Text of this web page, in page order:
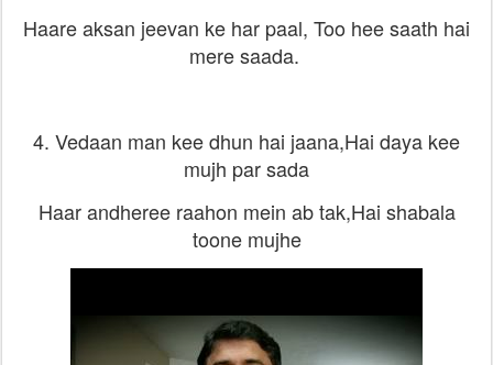
Haare aksan jeevan ke har paal, Too hee saath hai
mere saada.
4. Vedaan man kee dhun hai jaana,Hai daya kee
mujh par sada
Haar andheree raahon mein ab tak,Hai shabala
toone mujhe